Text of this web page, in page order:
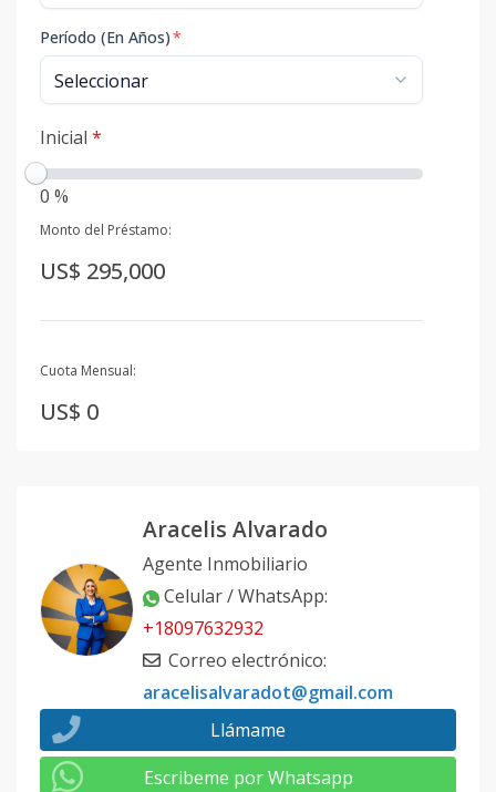
Período (En Años)*
Inicial *
0 %
Monto del Préstamo:
US$ 295,000
Cuota Mensual:
US$ 0
Aracelis Alvarado
Agente Inmobiliario
Celular / WhatsApp:
+18097632932
Correo electrónico:
aracelisalvaradot@gmail.com
Llámame
Escribeme por Whatsapp